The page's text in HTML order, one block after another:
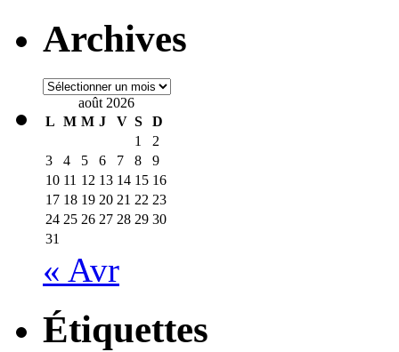
Archives
Archives
août 2026
L M M J V S
D
1
2
3
4 5 6 7 8
9
10 11 12 13 14 15 16
17 18 19 20 21 22 23
24 25 26 27 28 29 30
31
« Avr
Étiquettes